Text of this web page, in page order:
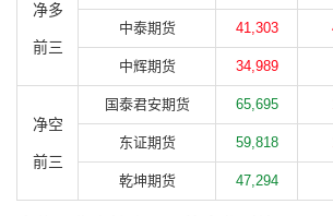
净多
前三
中泰期货 41,303
中辉期货 34,989
净空
前三
国泰君安期货 65,695
东证期货 59,818
乾坤期货 47,294